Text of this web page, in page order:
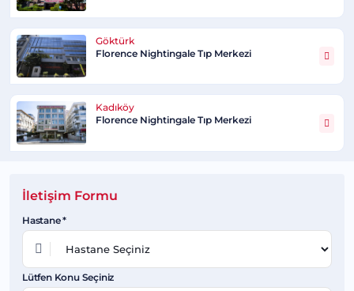
Göktürk
Florence Nightingale Tıp Merkezi
Kadıköy
Florence Nightingale Tıp Merkezi
İletişim Formu
Hastane *
Lütfen Konu Seçiniz